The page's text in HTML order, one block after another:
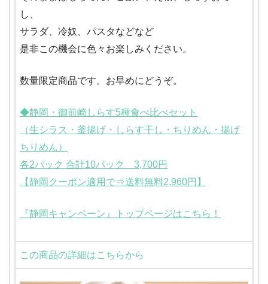
し、
サラダ、冷奴、パスタなどなど
是非この機会に色々お楽しみください。
数量限定商品です。お早めにどうぞ。
◆静岡・御前崎しらす5種食べ比べセット
（生シラス・釜揚げ・しらす干し・ちりめん・揚げ
ちりめん）
各2パック 合計10パック 3,700円
【静岡クーポン適用で⇒送料無料2,960円】
『静岡キャンペーン』トップページはこちら！
この商品の詳細はこちらから